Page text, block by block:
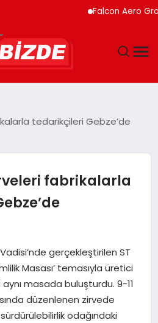
Falcon Aero Group,
tedarikçileri Gebze’de
fabrikalarla
gerçekleştirilen ST
Masası’ temasıyla üretici
masada buluşturdu. 9-11
düzenlenen zirvede
odağındaki